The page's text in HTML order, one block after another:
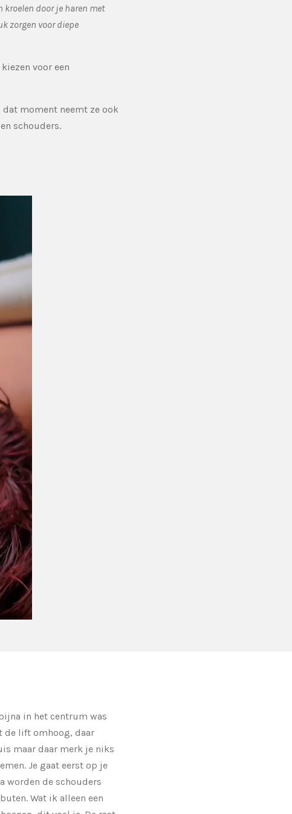
kroelen door je haren met
zorgen voor diepe
voor een
moment neemt ze ook
schouders.
in het centrum was
de lift omhoog, daar
maar daar merk je niks
Je gaat eerst op je
worden de schouders
Wat ik alleen een